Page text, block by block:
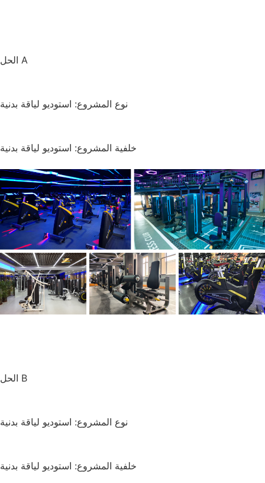
الحل A
نوع المشروع: استوديو لياقة بدنية
خلفية المشروع: استوديو لياقة بدنية
الحل B
نوع المشروع: استوديو لياقة بدنية
خلفية المشروع: استوديو لياقة بدنية